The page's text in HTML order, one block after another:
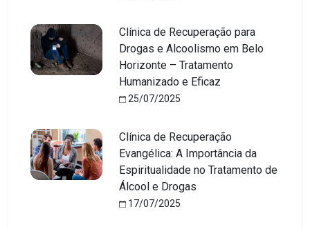
Clínica de Recuperação para
Drogas e Alcoolismo em Belo
Horizonte – Tratamento
Humanizado e Eficaz
25/07/2025
Clínica de Recuperação
Evangélica: A Importância da
Espiritualidade no Tratamento de
Álcool e Drogas
17/07/2025